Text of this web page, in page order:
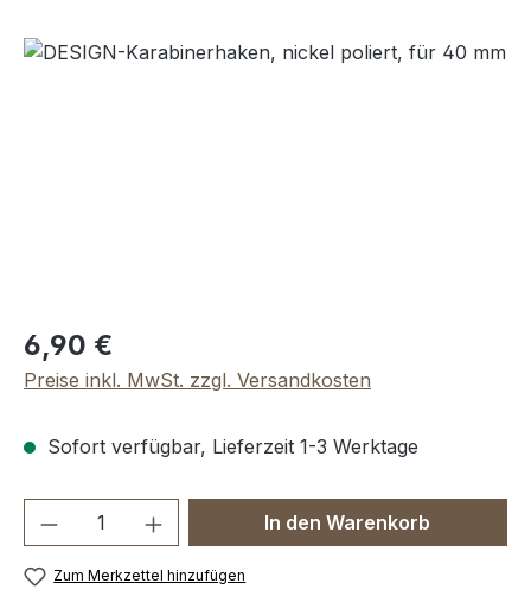
Bildergalerie überspringen
Regulärer Preis:
6,90 €
Preise inkl. MwSt. zzgl. Versandkosten
Sofort verfügbar, Lieferzeit 1-3 Werktage
Produkt Anzahl: Gib denIn den Warenkorb
Zum Merkzettel hinzufügen